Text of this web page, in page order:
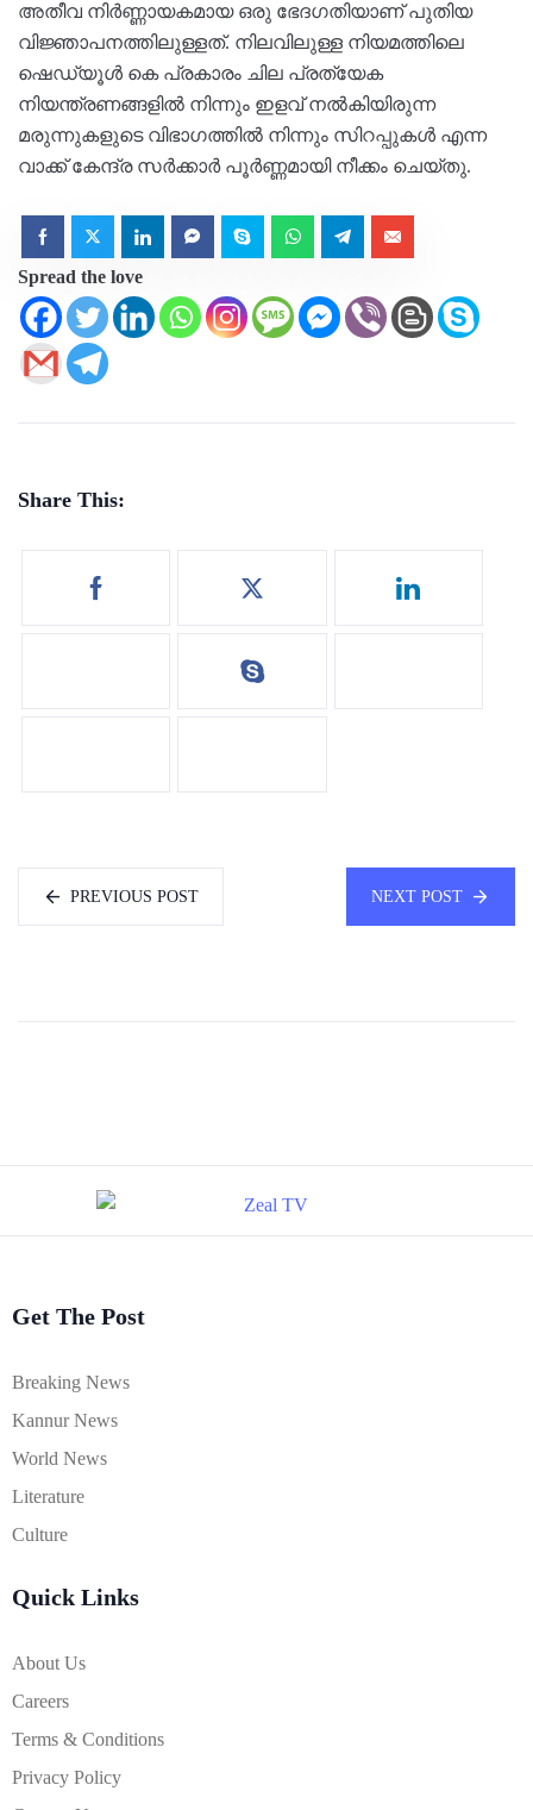
അതീവ നിര്‍ണ്ണായകമായ ഒരു ഭേദഗതിയാണ് പുതിയ
വിജ്ഞാപനത്തിലുള്ളത്. നിലവിലുള്ള നിയമത്തിലെ
ഷെഡ്യൂള്‍ കെ പ്രകാരം ചില പ്രത്യേക
നിയന്ത്രണങ്ങളില്‍ നിന്നും ഇളവ് നല്‍കിയിരുന്ന
മരുന്നുകളുടെ വിഭാഗത്തില്‍ നിന്നും സിറപ്പുകള്‍ എന്ന
വാക്ക് കേന്ദ്ര സര്‍ക്കാര്‍ പൂര്‍ണ്ണമായി നീക്കം ചെയ്തു.
Spread the love
Share This:
PREVIOUS POST NEXT POST
Get The Post
Breaking News
Kannur News
World News
Literature
Culture
Quick Links
About Us
Careers
Terms & Conditions
Privacy Policy